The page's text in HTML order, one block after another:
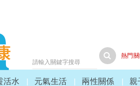
熱門
活水 元氣生活 兩性關係 親